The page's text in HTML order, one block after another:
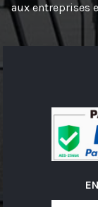
aux entreprises